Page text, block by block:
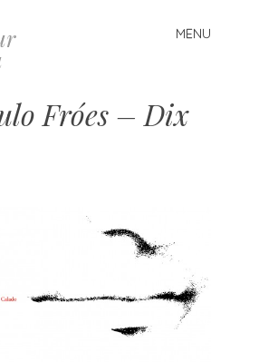
MENU
Fróes – Dix